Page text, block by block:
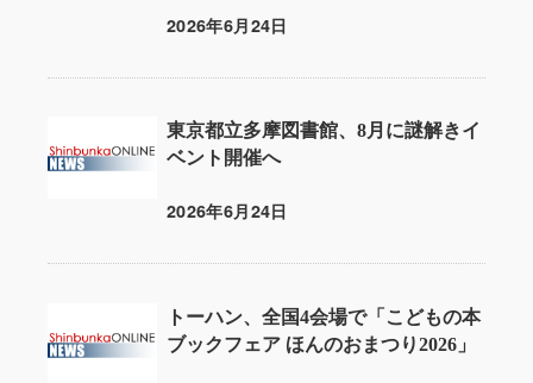
投稿日
2026年6月24日
東京都立多摩図書館、8月に謎解きイ
ベント開催へ
投稿日
2026年6月24日
トーハン、全国4会場で「こどもの本
ブックフェア ほんのおまつり2026」